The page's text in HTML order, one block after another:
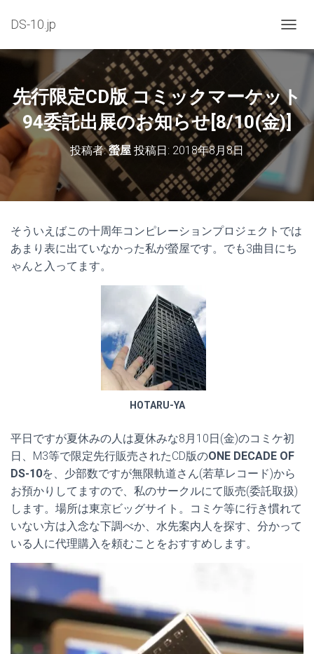
DS-10.jp
ビ
シ
ョ
ン
切
先行限定CD版 コミックマーケット
94委託出展のお知らせ[8/10(金)]
投稿者:螢屋 投稿日: 2018年8月8日
そういえばこの十周年コンピレーションプロジェクトでは
あまり表に出ていなかった私が螢屋です。でも3曲目にち
ゃんと入ってます。
HOTARU-YA
平日ですが夏休みの人は夏休みな8月10日(金)のコミケ初
日、M3等で限定先行販売されたCD版のONE DECADE OF
DS-10を、少部数ですが無限軌道さん(若草レコード)から
お預かりしてますので、私のサークルにて販売(委託取扱)
します。場所は東京ビッグサイト。コミケ等に行き慣れて
いない方は入念な下調べか、水先案内人を探す、分かって
いる人に代理購入を頼むことをおすすめします。